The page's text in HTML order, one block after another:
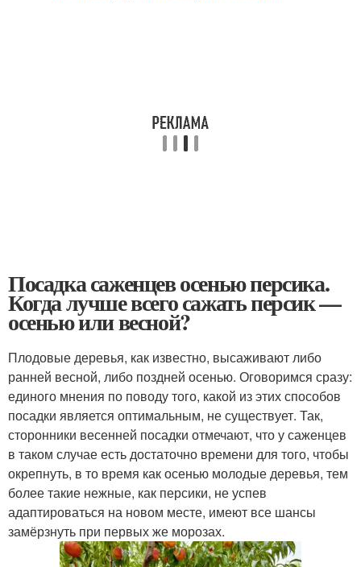
Посадка саженцев осенью персика.
Когда лучше всего сажать персик —
осенью или весной?
Плодовые деревья, как известно, высаживают либо
ранней весной, либо поздней осенью. Оговоримся сразу:
единого мнения по поводу того, какой из этих способов
посадки является оптимальным, не существует. Так,
сторонники весенней посадки отмечают, что у саженцев
в таком случае есть достаточно времени для того, чтобы
окрепнуть, в то время как осенью молодые деревья, тем
более такие нежные, как персики, не успев
адаптироваться на новом месте, имеют все шансы
замёрзнуть при первых же морозах.